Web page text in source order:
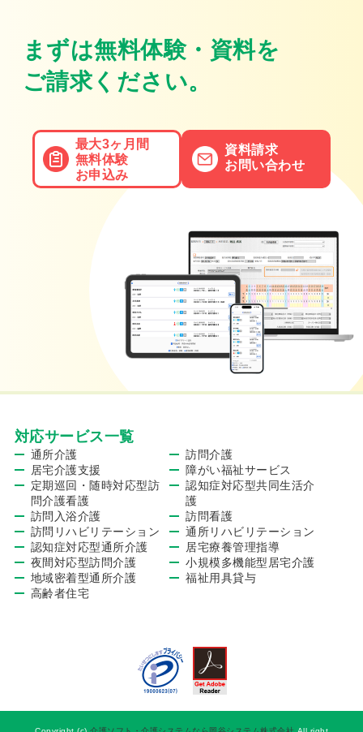
まずは無料体験・資料を
ご請求ください。
最大3ヶ月間
無料体験
お申込み
資料請求
お問い合わせ
対応サービス一覧
通所介護
訪問介護
居宅介護支援
障がい福祉サービス
定期巡回・随時対応型訪
問介護看護
認知症対応型共同生活介
護
訪問入浴介護
訪問看護
訪問リハビリテーション
通所リハビリテーション
認知症対応型通所介護
居宅療養管理指導
夜間対応型訪問介護
小規模多機能型居宅介護
地域密着型通所介護
福祉用具貸与
高齢者住宅